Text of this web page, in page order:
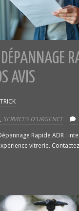
AVIS
, SERVICES D'URGENCE
Rapide ADR :
vitrerie.